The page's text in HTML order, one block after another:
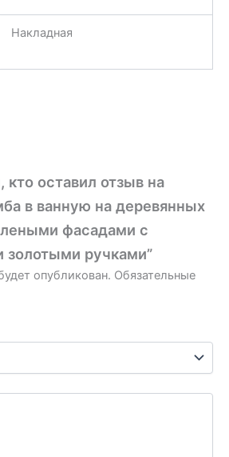
Накладная
оставил отзыв на
в ванную на деревянных
фасадами с
золотыми ручками”
опубликован. Обязательные